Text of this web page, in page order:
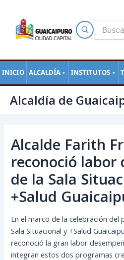
INICIO ALCALDÍA ▼ INSTITUTOS ▼
contenido
Alcaldía de
Alcalde Farith
reconoció labor
de la Sala
+Salud
En el marco de la celebración del
Sala Situacional y +Salud
reconoció la gran labor
integran estos dos programas
de